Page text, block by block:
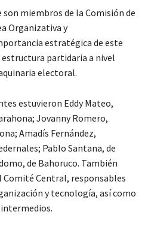
son miembros de la Comisión de
Organizativa y
estratégica de este
partidaria a nivel
electoral.
estuvieron Eddy Mateo,
Jovanny Romero,
Amadís Fernández,
Pablo Santana, de
de Bahoruco. También
Central, responsables
y tecnología, así como